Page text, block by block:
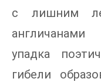
с лишним
упадка
гибели